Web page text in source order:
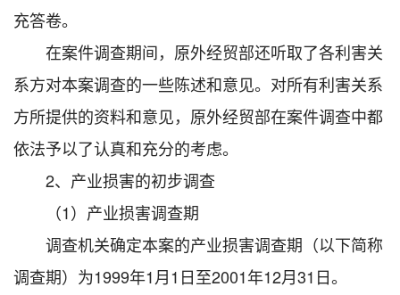
充答卷。
在案件调查期间，原外经贸部还听取了各利害关
系方对本案调查的一些陈述和意见。对所有利害关系
方所提供的资料和意见，原外经贸部在案件调查中都
依法予以了认真和充分的考虑。
2、产业损害的初步调查
（1）产业损害调查期
调查机关确定本案的产业损害调查期（以下简称
调查期）为1999年1月1日至2001年12月31日。